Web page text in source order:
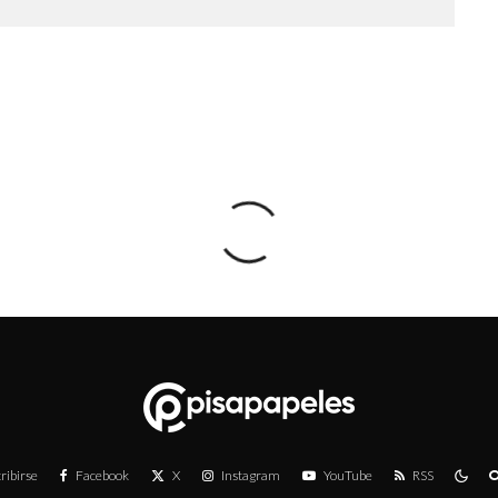
Facebook X Instagram YouTube RSS